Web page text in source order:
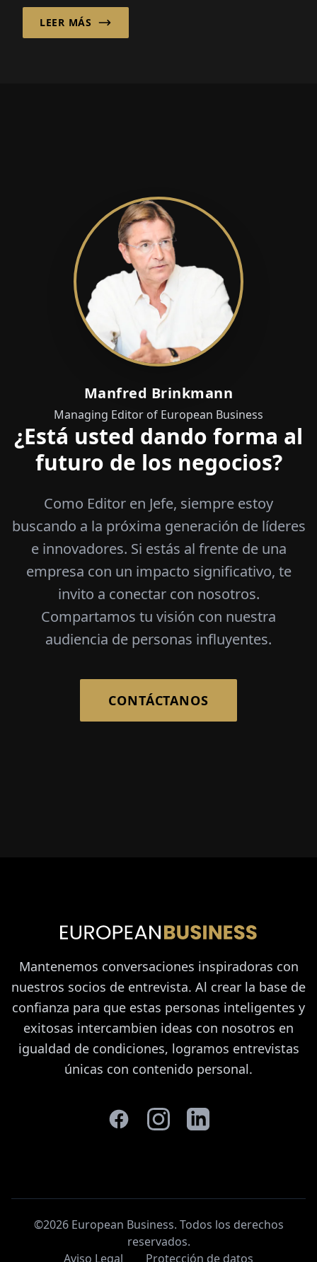
ofrecen...
LEER MÁS
Manfred Brinkmann
Managing Editor of European Business
¿Está usted dando forma al
futuro de los negocios?
Como Editor en Jefe, siempre estoy
buscando a la próxima generación de líderes
e innovadores. Si estás al frente de una
empresa con un impacto significativo, te
invito a conectar con nosotros.
Compartamos tu visión con nuestra
audiencia de personas influyentes.
CONTÁCTANOS
Mantenemos conversaciones inspiradoras con
nuestros socios de entrevista. Al crear la base de
confianza para que estas personas inteligentes y
exitosas intercambien ideas con nosotros en
igualdad de condiciones, logramos entrevistas
únicas con contenido personal.
©2026 European Business. Todos los derechos
reservados.
Aviso Legal
Protección de datos